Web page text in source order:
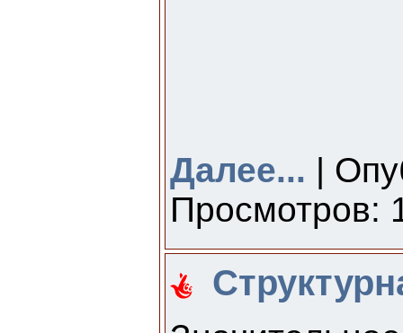
Далее... |
Просмотров: